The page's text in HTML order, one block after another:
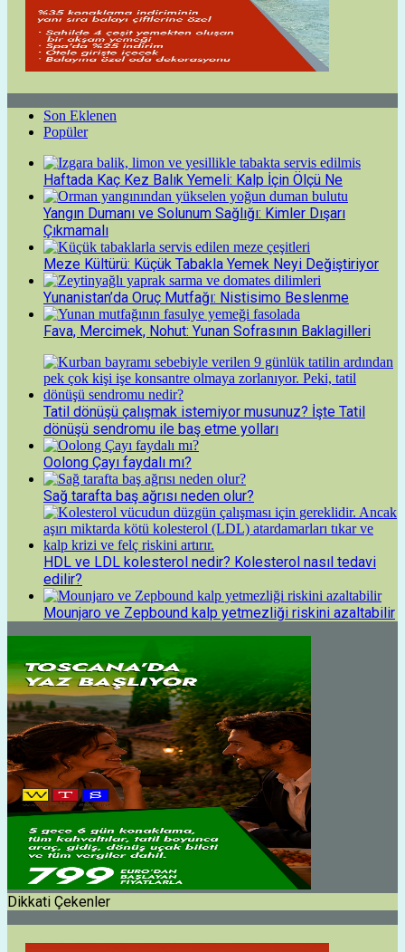
Son Eklenen
Popüler
Haftada Kaç Kez Balık Yemeli: Kalp İçin Ölçü Ne
Yangın Dumanı ve Solunum Sağlığı: Kimler Dışarı
Çıkmamalı
Meze Kültürü: Küçük Tabakla Yemek Neyi Değiştiriyor
Yunanistan’da Oruç Mutfağı: Nistisimo Beslenme
Fava, Mercimek, Nohut: Yunan Sofrasının Baklagilleri
Tatil dönüşü çalışmak istemiyor musunuz? İşte Tatil
dönüşü sendromu ile baş etme yolları
Oolong Çayı faydalı mı?
Sağ tarafta baş ağrısı neden olur?
HDL ve LDL kolesterol nedir? Kolesterol nasıl tedavi
edilir?
Mounjaro ve Zepbound kalp yetmezliği riskini azaltabilir
Dikkati Çekenler